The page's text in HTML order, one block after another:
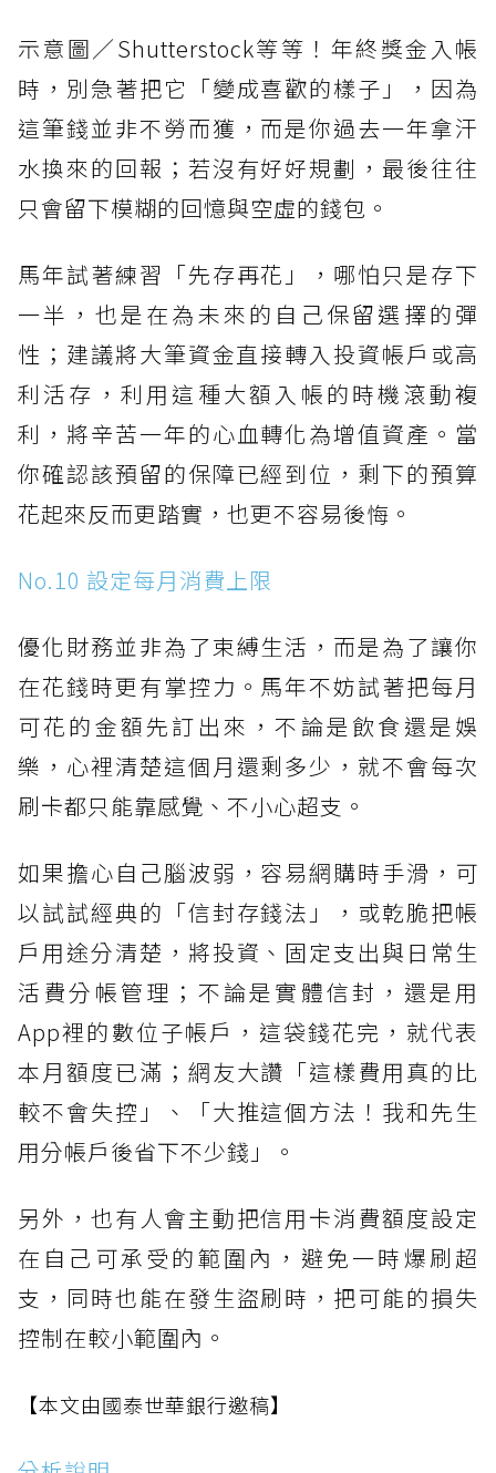
示意圖／Shutterstock等等！年終獎金入帳
時，別急著把它「變成喜歡的樣子」，因為
這筆錢並非不勞而獲，而是你過去一年拿汗
水換來的回報；若沒有好好規劃，最後往往
只會留下模糊的回憶與空虛的錢包。
馬年試著練習「先存再花」，哪怕只是存下
一半，也是在為未來的自己保留選擇的彈
性；建議將大筆資金直接轉入投資帳戶或高
利活存，利用這種大額入帳的時機滾動複
利，將辛苦一年的心血轉化為增值資產。當
你確認該預留的保障已經到位，剩下的預算
花起來反而更踏實，也更不容易後悔。
No.10 設定每月消費上限
優化財務並非為了束縛生活，而是為了讓你
在花錢時更有掌控力。馬年不妨試著把每月
可花的金額先訂出來，不論是飲食還是娛
樂，心裡清楚這個月還剩多少，就不會每次
刷卡都只能靠感覺、不小心超支。
如果擔心自己腦波弱，容易網購時手滑，可
以試試經典的「信封存錢法」，或乾脆把帳
戶用途分清楚，將投資、固定支出與日常生
活費分帳管理；不論是實體信封，還是用
App裡的數位子帳戶，這袋錢花完，就代表
本月額度已滿；網友大讚「這樣費用真的比
較不會失控」、「大推這個方法！我和先生
用分帳戶後省下不少錢」。
另外，也有人會主動把信用卡消費額度設定
在自己可承受的範圍內，避免一時爆刷超
支，同時也能在發生盜刷時，把可能的損失
控制在較小範圍內。
【本文由國泰世華銀行邀稿】